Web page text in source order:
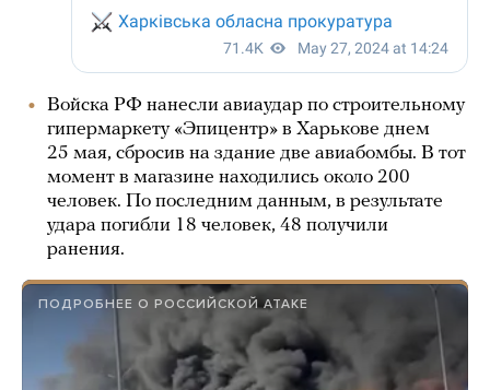
Войска РФ нанесли авиаудар по строительному
гипермаркету «Эпицентр» в Харькове днем
25 мая, сбросив на здание две авиабомбы. В тот
момент в магазине находились около 200
человек. По последним данным, в результате
удара погибли 18 человек, 48 получили
ранения.
ПОДРОБНЕЕ О РОССИЙСКОЙ АТАКЕ